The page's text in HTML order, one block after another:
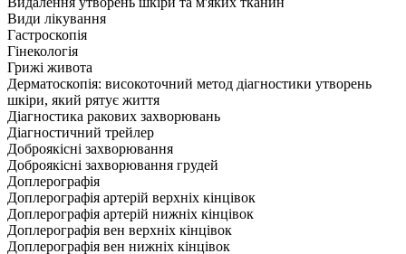
Види лікування
Гастроскопія
Гінекологія
Грижі живота
Дерматоскопія: високоточний метод діагностики утворень
шкіри, який рятує життя
Діагностика ракових захворювань
Діагностичний трейлер
Доброякісні захворювання
Доброякісні захворювання грудей
Доплерографія
Доплерографія артерій верхніх кінцівок
Доплерографія артерій нижніх кінцівок
Доплерографія вен верхніх кінцівок
Доплерографія вен нижніх кінцівок